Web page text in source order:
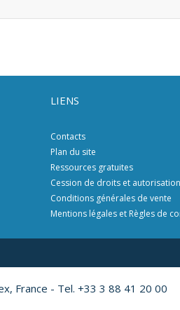
LIENS
Contacts
Plan du site
Ressources gratuites
Cession de droits et
Conditions générales de vente
Mentions légales et Règles de
France - Tel. +33 3 88 41 20 00